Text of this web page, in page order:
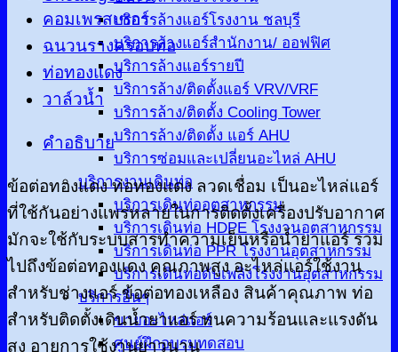
บริการล้างแอร์โรงงาน ชลบุรี
บริการล้างแอร์สำนักงาน/ ออฟฟิศ
บริการล้างแอร์รายปี
บริการล้าง/ติดตั้งแอร์ VRV/VRF
บริการล้าง/ติดตั้ง Cooling Tower
บริการล้าง/ติดตั้ง แอร์ AHU
บริการซ่อมและเปลี่ยนอะไหล่ AHU
บริการงานเดินท่อ
บริการเดินท่ออุตสาหกรรม
บริการเดินท่อ HDPE โรงงานอุตสาหกรรม
บริการเดินท่อ PPR โรงงานอุตสาหกรรม
บริการเดินท่อดับเพลิงโรงงานอุตสาหกรรม
บริการอื่นๆ
ขายอะไหล่แอร์
ศูนย์ฝึกอบรมทดสอบ
คอมเพรสเซอร์
ฉนวนรางครอบท่อ
ท่อทองแดง
วาล์วน้ำ
คำอธิบาย
ข้อต่อทองแดง ท่อทองแดง ลวดเชื่อม เป็นอะไหล่แอร์
ที่ใช้กันอย่างแพร่หลายในการติดตั้งเครื่องปรับอากาศ
มักจะใช้กับระบบสารทำความเย็นหรือน้ำยาแอร์ รวม
ไปถึงข้อต่อทองแดง คุณภาพสูง อะไหล่แอร์ใช้งาน
สำหรับช่างแอร์ ข้อต่อทองเหลือง สินค้าคุณภาพ ท่อ
สำหรับติดตั้งเดินน้ำยาแอร์ ทนความร้อนและแรงดัน
สูง อายุการใช้งานยาวนาน